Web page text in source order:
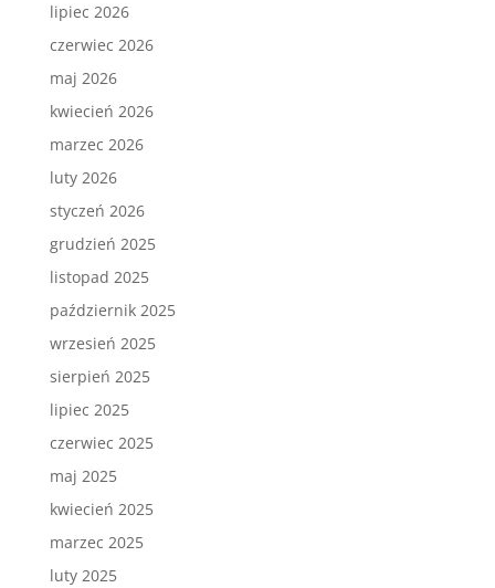
lipiec 2026
czerwiec 2026
maj 2026
kwiecień 2026
marzec 2026
luty 2026
styczeń 2026
grudzień 2025
listopad 2025
październik 2025
wrzesień 2025
sierpień 2025
lipiec 2025
czerwiec 2025
maj 2025
kwiecień 2025
marzec 2025
luty 2025